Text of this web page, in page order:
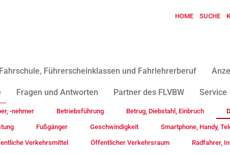
HOME SUCHE
Führerscheinklassen und Fahrlehrerberuf
Fragen und Antworten Partner des FLVBW Service
-nehmer Betriebsführung Betrug, Diebstahl, Einbruch
Fußgänger Geschwindigkeit Smartphone, Handy,
Verkehrsmittel Öffentlicher Verkehrsraum Radfahrer,